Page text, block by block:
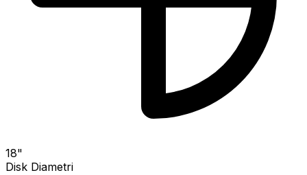
18"
Disk Diametri